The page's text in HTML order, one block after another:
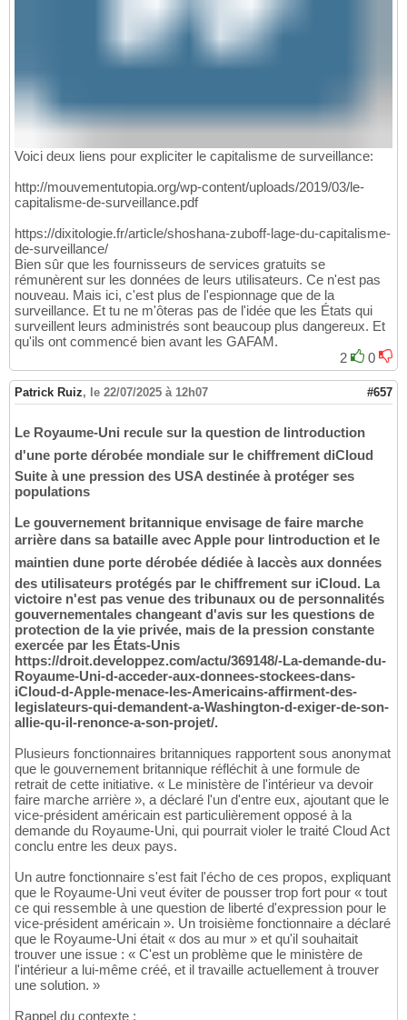
Voici deux liens pour expliciter le capitalisme de surveillance:
http://mouvementutopia.org/wp-content/uploads/2019/03/le-
capitalisme-de-surveillance.pdf
https://dixitologie.fr/article/shoshana-zuboff-lage-du-capitalisme-
de-surveillance/
Bien sûr que les fournisseurs de services gratuits se
rémunèrent sur les données de leurs utilisateurs. Ce n'est pas
nouveau. Mais ici, c'est plus de l'espionnage que de la
surveillance. Et tu ne m'ôteras pas de l'idée que les États qui
surveillent leurs administrés sont beaucoup plus dangereux. Et
qu'ils ont commencé bien avant les GAFAM.
2
0
Patrick Ruiz, le 22/07/2025 à 12h07 #657
Le Royaume-Uni recule sur la question de lintroduction
d'une porte dérobée mondiale sur le chiffrement diCloud
Suite à une pression des USA destinée à protéger ses
populations
Le gouvernement britannique envisage de faire marche
arrière dans sa bataille avec Apple pour lintroduction et le
maintien dune porte dérobée dédiée à laccès aux données
des utilisateurs protégés par le chiffrement sur iCloud. La
victoire n'est pas venue des tribunaux ou de personnalités
gouvernementales changeant d'avis sur les questions de
protection de la vie privée, mais de la pression constante
exercée par les États-Unis
https://droit.developpez.com/actu/369148/-La-demande-du-
Royaume-Uni-d-acceder-aux-donnees-stockees-dans-
iCloud-d-Apple-menace-les-Americains-affirment-des-
legislateurs-qui-demandent-a-Washington-d-exiger-de-son-
allie-qu-il-renonce-a-son-projet/.
Plusieurs fonctionnaires britanniques rapportent sous anonymat
que le gouvernement britannique réfléchit à une formule de
retrait de cette initiative. « Le ministère de l'intérieur va devoir
faire marche arrière », a déclaré l'un d'entre eux, ajoutant que le
vice-président américain est particulièrement opposé à la
demande du Royaume-Uni, qui pourrait violer le traité Cloud Act
conclu entre les deux pays.
Un autre fonctionnaire s'est fait l'écho de ces propos, expliquant
que le Royaume-Uni veut éviter de pousser trop fort pour « tout
ce qui ressemble à une question de liberté d'expression pour le
vice-président américain ». Un troisième fonctionnaire a déclaré
que le Royaume-Uni était « dos au mur » et qu'il souhaitait
trouver une issue : « C'est un problème que le ministère de
l'intérieur a lui-même créé, et il travaille actuellement à trouver
une solution. »
Rappel du contexte :